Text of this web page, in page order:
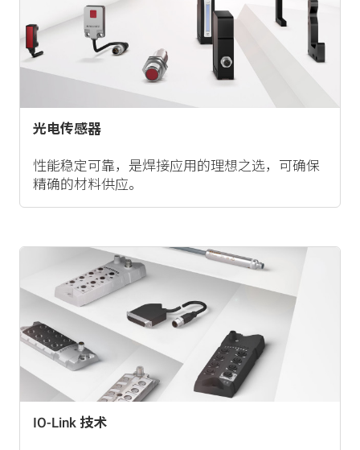
光电传感器
性能稳定可靠，是焊接应用的理想之选，可确保
精确的材料供应。
IO-Link 技术